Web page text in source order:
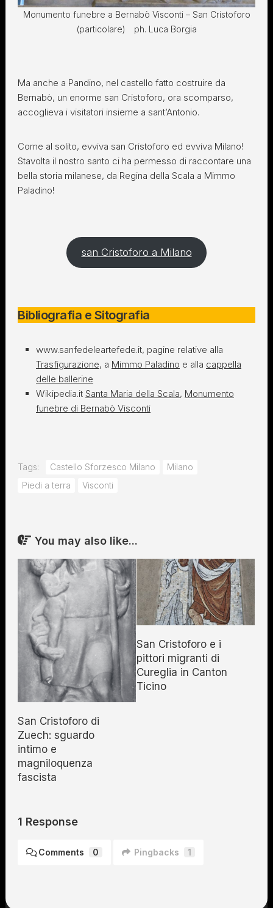
Monumento funebre a Bernabò Visconti – San Cristoforo
(particolare) ph. Luca Borgia
Ma anche a Pandino, nel castello fatto costruire da
Bernabò, un enorme san Cristoforo, ora scomparso,
accoglieva i visitatori insieme a sant’Antonio.
Come al solito, evviva san Cristoforo ed evviva Milano!
Stavolta il nostro santo ci ha permesso di raccontare una
bella storia milanese, da Regina della Scala a Mimmo
Paladino!
san Cristoforo a Milano
Bibliografia e Sitografia
www.sanfedeleartefede.it, pagine relative alla
Trasfigurazione, a Mimmo Paladino e alla cappella
delle ballerine
Wikipedia.it Santa Maria della Scala, Monumento
funebre di Bernabò Visconti
Tags: Castello Sforzesco Milano
Milano
Piedi a terra
Visconti
You may also like...
San Cristoforo di
Zuech: sguardo
intimo e
magniloquenza
fascista
San Cristoforo e i
pittori migranti di
Cureglia in Canton
Ticino
1 Response
Comments 0 Pingbacks 1